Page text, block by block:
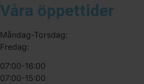
Våra öppettider
Måndag-Torsdag:
Fredag:
07:00-16:00
07:00-15:00